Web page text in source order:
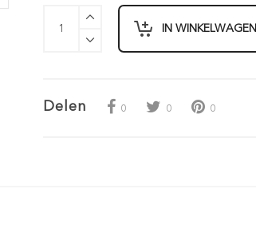
IN WINKELWAGEN
Delen 0 0 0